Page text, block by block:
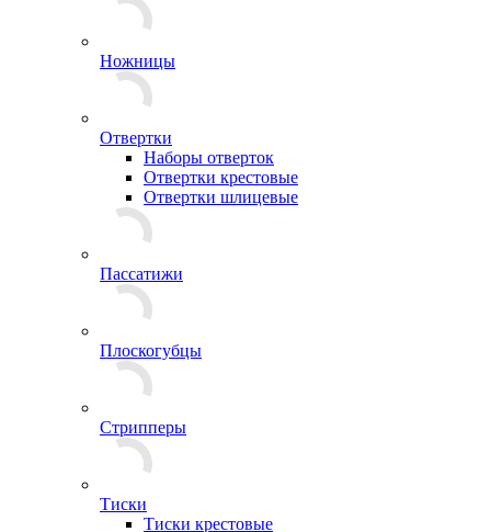
Ножницы
Отвертки
Наборы отверток
Отвертки крестовые
Отвертки шлицевые
Пассатижи
Плоскогубцы
Стрипперы
Тиски
Тиски крестовые